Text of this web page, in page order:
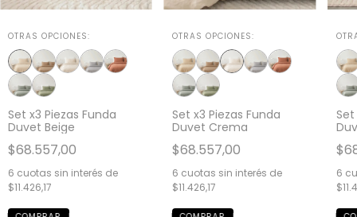
OTRAS OPCIONES:
Set x3 Piezas Funda
Duvet Beige
$68.557,00
6 cuotas sin interés de
$11.426,17
OTRAS OPCIONES:
Set x3 Piezas Funda
Duvet Crema
$68.557,00
6 cuotas sin interés de
$11.426,17
6